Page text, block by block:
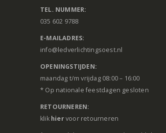
TEL. NUMMER:
035 602 9788
E-MAILADRES:
info@ledverlichtingsoest.nl
OPENINGSTIJDEN:
maandag t/m vrijdag 08:00 – 16:00
* Op nationale feestdagen gesloten
RETOURNEREN:
klik hiervoor retourneren